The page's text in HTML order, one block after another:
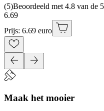
(5)Beoordeeld met 4.8 van de
6.69
Prijs: 6.69 euro
Maak het mooier